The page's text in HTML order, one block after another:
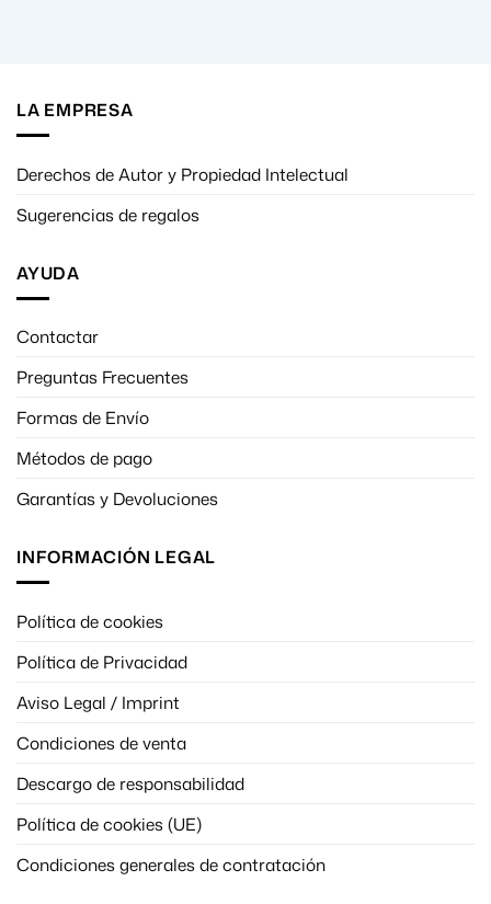
LA EMPRESA
Derechos de Autor y Propiedad Intelectual
Sugerencias de regalos
AYUDA
Contactar
Preguntas Frecuentes
Formas de Envío
Métodos de pago
Garantías y Devoluciones
INFORMACIÓN LEGAL
Política de cookies
Política de Privacidad
Aviso Legal / Imprint
Condiciones de venta
Descargo de responsabilidad
Política de cookies (UE)
Condiciones generales de contratación